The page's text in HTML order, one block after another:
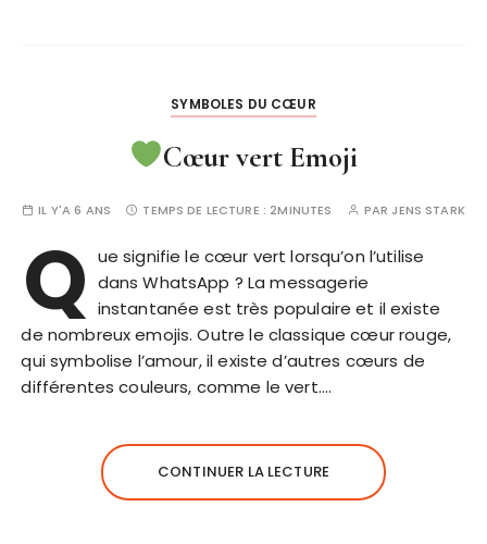
SYMBOLES DU CŒUR
Cœur vert Emoji
IL Y'A 6 ANS TEMPS DE LECTURE :2MINUTES PAR JENS STARK
Q ue signifie le cœur vert lorsqu’on l’utilise
dans WhatsApp ? La messagerie
instantanée est très populaire et il existe
de nombreux emojis. Outre le classique cœur rouge,
qui symbolise l’amour, il existe d’autres cœurs de
différentes couleurs, comme le vert….
CONTINUER LA LECTURE